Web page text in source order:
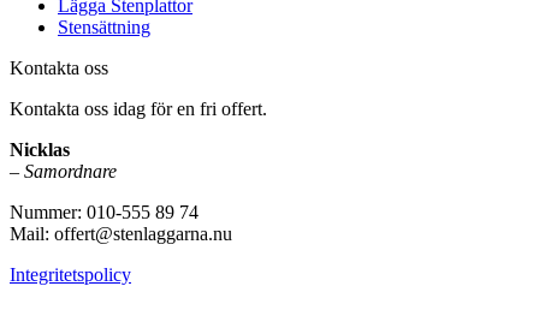
Lägga Stenplattor
Stensättning
Kontakta oss
Kontakta oss idag för en fri offert.
Nicklas
– Samordnare
Nummer: 010-555 89 74
Mail: offert@stenlaggarna.nu
Integritetspolicy